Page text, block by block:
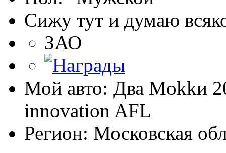
Сижу тут и думаю
ЗАО
Мой авто: Два Mokkи
innovation AFL
Регион: Московская